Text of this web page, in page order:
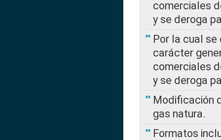
comerciales
y se deroga
Por la cual
carácter
comerciales
y se deroga
Modificación
gas natura.
Formatos